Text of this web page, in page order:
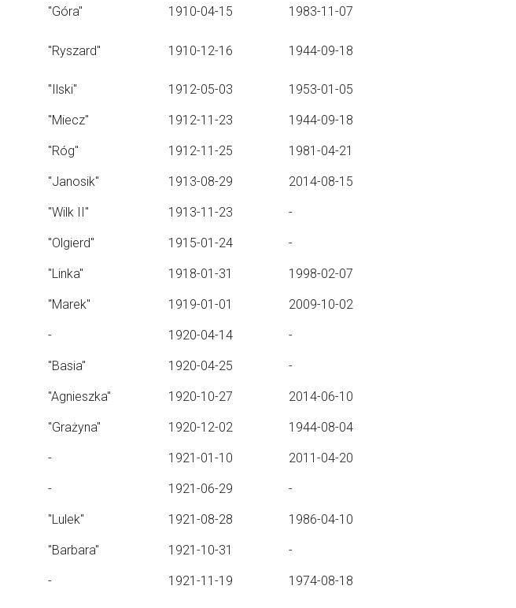
"Góra" 1910-04-15 1983-11-07
"Ryszard" 1910-12-16 1944-09-18
"Ilski" 1912-05-03 1953-01-05
"Miecz" 1912-11-23 1944-09-18
"Róg" 1912-11-25 1981-04-21
"Janosik" 1913-08-29 2014-08-15
"Wilk II" 1913-11-23 -
"Olgierd" 1915-01-24 -
"Linka" 1918-01-31 1998-02-07
"Marek" 1919-01-01 2009-10-02
- 1920-04-14 -
"Basia" 1920-04-25 -
"Agnieszka" 1920-10-27 2014-06-10
"Grażyna" 1920-12-02 1944-08-04
- 1921-01-10 2011-04-20
- 1921-06-29 -
"Lulek" 1921-08-28 1986-04-10
"Barbara" 1921-10-31 -
- 1921-11-19 1974-08-18